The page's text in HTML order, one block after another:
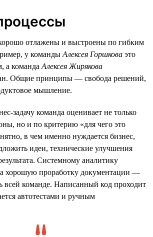
отлажены и выстроены по гибким
у команды Алексея Горшкова это
а команда Алексея Жирякова
Общие принципы — свобода решений,
мышление.
задачу команда оценивает не только
но и по критерию «для чего это
в чем именно нуждается бизнес,
идеи, технические улучшения
Системному аналитику
хорошую проработку документации —
всей команде. Написанный код проходит
автотестами и ручным